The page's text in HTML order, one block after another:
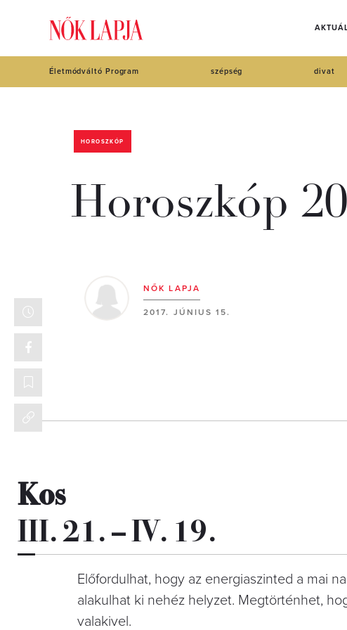
Életmódváltó Program szépség divat
HOROSZKÓP
Horoszkóp
NŐK LAPJA
2017. JÚNIUS 15.
Kos
III. 21. – IV. 19.
Előfordulhat, hogy az energiaszinted a mai
alakulhat ki nehéz helyzet. Megtörténhet,
valakivel.